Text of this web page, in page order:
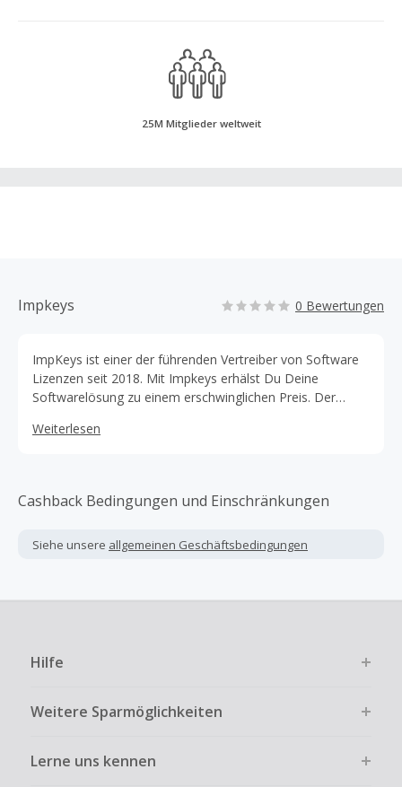
25M Mitglieder weltweit
Impkeys 0 Bewertungen
ImpKeys ist einer der führenden Vertreiber von Software
Lizenzen seit 2018. Mit Impkeys erhälst Du Deine
Softwarelösung zu einem erschwinglichen Preis. Der
Adresse gesendet. Impkeys legt viel Wert auf einen
Weiterlesen
Cashback Bedingungen und Einschränkungen
Siehe unsere allgemeinen Geschäftsbedingungen
Hilfe
Weitere Sparmöglichkeiten
Lerne uns kennen